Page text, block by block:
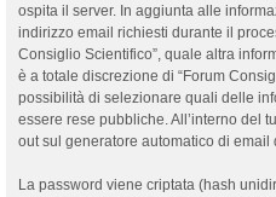
ospita il server. In aggiunta alle
indirizzo email richiesti durante il
Consiglio Scientifico”, quale altra
è a totale discrezione di “Forum
possibilità di selezionare quali delle
essere rese pubbliche. All’interno del
out sul generatore automatico di email
La password viene criptata (hash